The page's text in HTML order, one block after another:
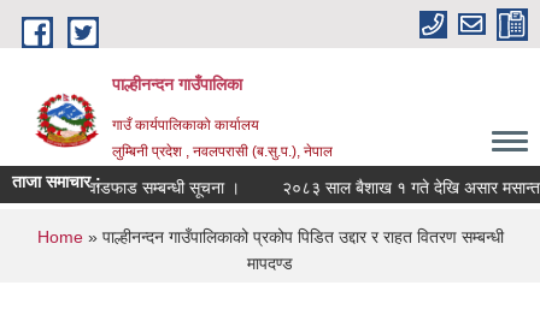
Skip to main content
पाल्हीनन्दन गाउँपालिका
गाउँ कार्यपालिकाको कार्यालय
लुम्बिनी प्रदेश , नवलपरासी (ब.सु.प.), नेपाल
ताजा समाचार :
मल वाडफाड सम्बन्धी सूचना । २०८३ साल बैशाख १ गते देखि असार
You are here
Home» पाल्हीनन्दन गाउँपालिकाको प्रकोप पिडित उद्दार र राहत वितरण सम्बन्धी
मापदण्ड